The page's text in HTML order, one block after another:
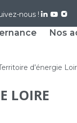
nous !
Nos
d’énergie
LOIRE